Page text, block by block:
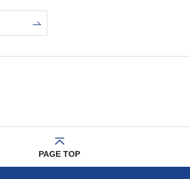
PAGE TOP